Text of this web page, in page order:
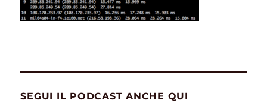
SEGUI IL PODCAST ANCHE QUI